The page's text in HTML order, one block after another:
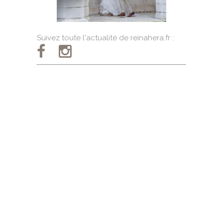
Suivez toute l'actualité de reinahera.fr :